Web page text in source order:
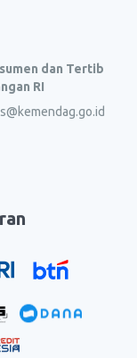
dan Tertib
RI